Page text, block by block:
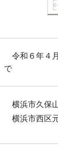
令和６年４
で
横浜市久保
横浜市西区